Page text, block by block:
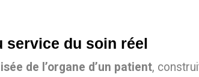
du soin réel
de l’organe d’un patient,